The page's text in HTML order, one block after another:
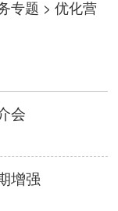
专题 >优化营
会
增强